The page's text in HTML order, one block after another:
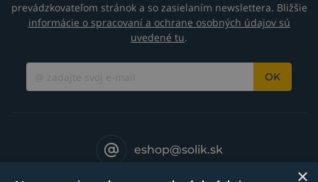
prevádzkovateľom stránok a so zasielaním newslettera. Bližšie
informácie o spracovaní a ochrane osobných údajov sú
uvedené tu.
OK
eshop@solik.sk
×